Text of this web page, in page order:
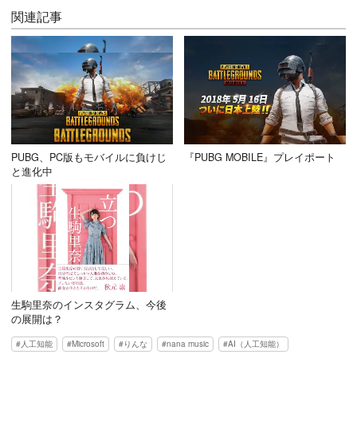
関連記事
PUBG、PC版もモバイルに負けじ
と進化中
『PUBG MOBILE』プレイポート
生駒里奈のインスタグラム、今後
の展開は？
人工知能 Microsoft りんな nana music AI（人工知能）